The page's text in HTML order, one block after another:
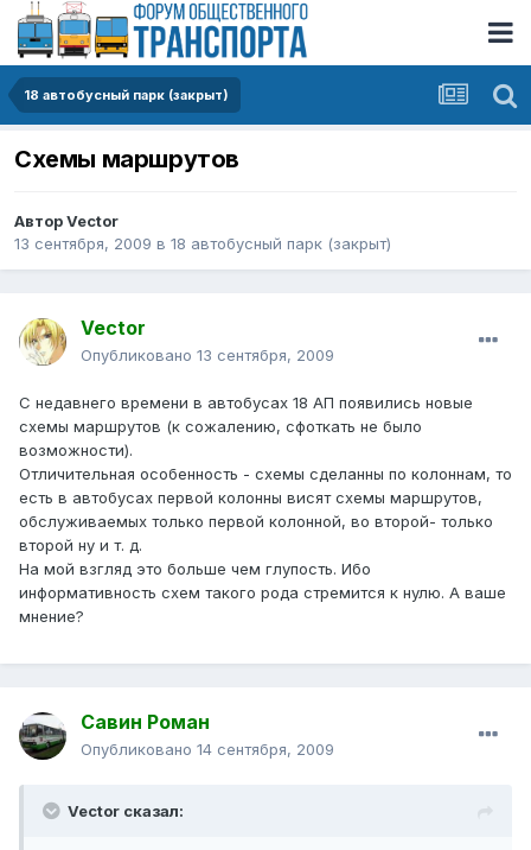
18 автобусный парк (закрыт)
Схемы маршрутов
АвторVector
13 сентября, 2009 в 18 автобусный парк (закрыт)
Vector
Опубликовано 13 сентября, 2009
С недавнего времени в автобусах 18 АП появились новые
схемы маршрутов (к сожалению, сфоткать не было
возможности).
Отличительная особенность - схемы сделанны по колоннам, то
есть в автобусах первой колонны висят схемы маршрутов,
обслуживаемых только первой колонной, во второй- только
второй ну и т. д.
На мой взгляд это больше чем глупость. Ибо
информативность схем такого рода стремится к нулю. А ваше
мнение?
Савин Роман
Опубликовано 14 сентября, 2009
Vector сказал: